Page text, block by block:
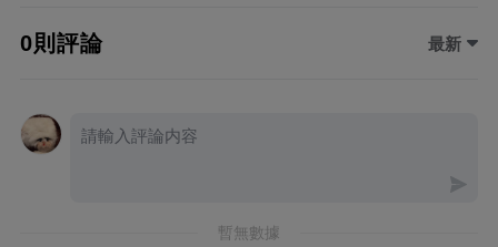
0則評論 最新
暫無數據